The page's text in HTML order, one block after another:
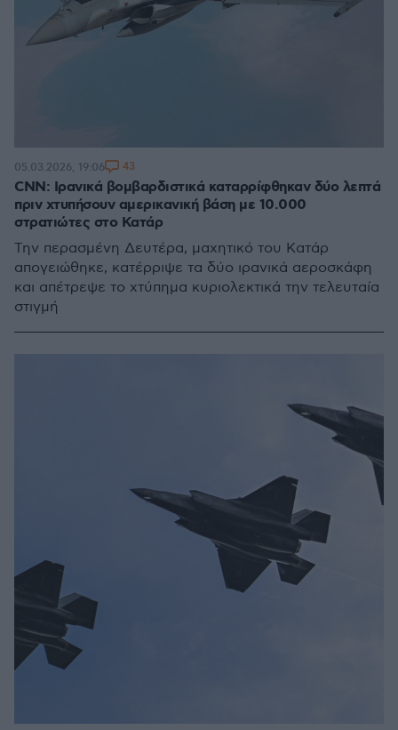
CNN: Ιρανικά βομβαρδιστικά καταρρίφθηκαν δύο λεπτά
πριν χτυπήσουν αμερικανική βάση με 10.000
στρατιώτες στο Κατάρ
Την περασμένη Δευτέρα, μαχητικό του Κατάρ
απογειώθηκε, κατέρριψε τα δύο ιρανικά αεροσκάφη
και απέτρεψε το χτύπημα κυριολεκτικά την τελευταία
στιγμή
05.03.2026, 19:06 43